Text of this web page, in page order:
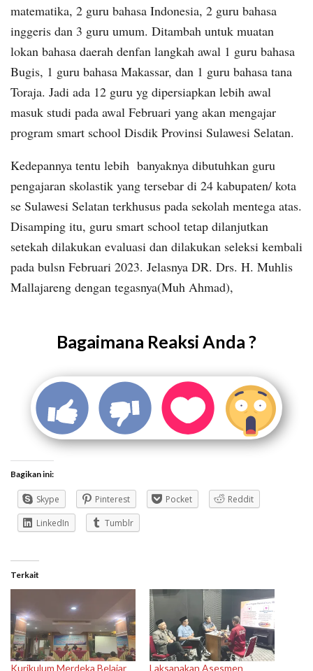
matematika, 2 guru bahasa Indonesia, 2 guru bahasa
inggeris dan 3 guru umum. Ditambah untuk muatan
lokan bahasa daerah denfan langkah awal 1 guru bahasa
Bugis, 1 guru bahasa Makassar, dan 1 guru bahasa tana
Toraja. Jadi ada 12 guru yg dipersiapkan lebih awal
masuk studi pada awal Februari yang akan mengajar
program smart school Disdik Provinsi Sulawesi Selatan.
Kedepannya tentu lebih banyaknya dibutuhkan guru
pengajaran skolastik yang tersebar di 24 kabupaten/ kota
se Sulawesi Selatan terkhusus pada sekolah mentega atas.
Disamping itu, guru smart school tetap dilanjutkan
setekah dilakukan evaluasi dan dilakukan seleksi kembali
pada bulsn Februari 2023. Jelasnya DR. Drs. H. Muhlis
Mallajareng dengan tegasnya(Muh Ahmad),
Bagaimana Reaksi Anda ?
Bagikan ini:
Skype Pinterest Pocket
Reddit
LinkedIn
Tumblr
Terkait
Kurikulum Merdeka Belajar Laksanakan Asesmen